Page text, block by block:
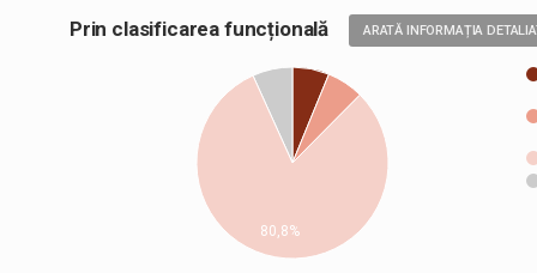
Prin clasificarea funcțională ARATĂ INFORMAȚIA
80,8%